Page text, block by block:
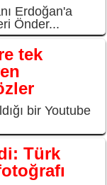
Erdoğan'a
Önder...
tek
bir Youtube
Türk